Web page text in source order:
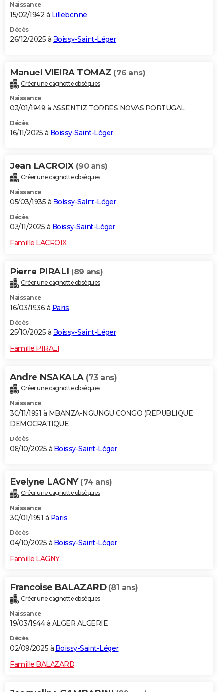
Naissance
15/02/1942 à Lillebonne
Décès
26/12/2025 à Boissy-Saint-Léger
Manuel VIEIRA TOMAZ (76 ans)
Créer une cagnotte obsèques
Naissance
03/01/1949 à ASSENTIZ TORRES NOVAS PORTUGAL
Décès
16/11/2025 à Boissy-Saint-Léger
Jean LACROIX (90 ans)
Créer une cagnotte obsèques
Naissance
05/03/1935 à Boissy-Saint-Léger
Décès
03/11/2025 à Boissy-Saint-Léger
Famille LACROIX
Pierre PIRALI (89 ans)
Créer une cagnotte obsèques
Naissance
16/03/1936 à Paris
Décès
25/10/2025 à Boissy-Saint-Léger
Famille PIRALI
Andre NSAKALA (73 ans)
Créer une cagnotte obsèques
Naissance
30/11/1951 à MBANZA-NGUNGU CONGO (REPUBLIQUE
DEMOCRATIQUE
Décès
08/10/2025 à Boissy-Saint-Léger
Evelyne LAGNY (74 ans)
Créer une cagnotte obsèques
Naissance
30/01/1951 à Paris
Décès
04/10/2025 à Boissy-Saint-Léger
Famille LAGNY
Francoise BALAZARD (81 ans)
Créer une cagnotte obsèques
Naissance
19/03/1944 à ALGER ALGERIE
Décès
02/09/2025 à Boissy-Saint-Léger
Famille BALAZARD